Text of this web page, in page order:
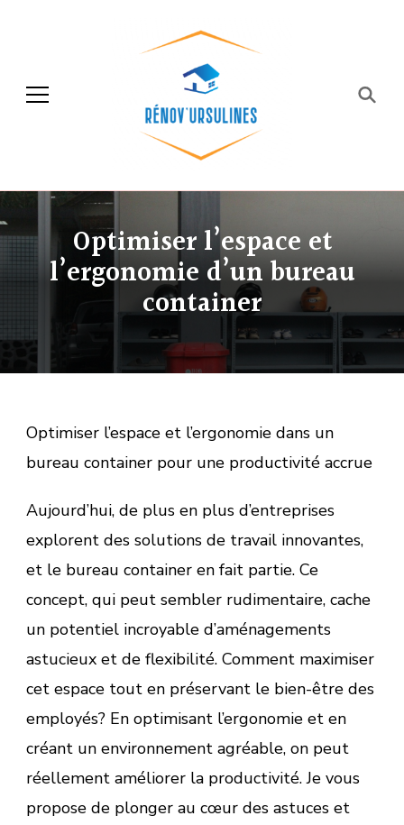
Rénov'ursulines
Optimiser l’espace et
l’ergonomie d’un bureau
container
Optimiser l’espace et l’ergonomie dans un
bureau container pour une productivité accrue
Aujourd’hui, de plus en plus d’entreprises
explorent des solutions de travail innovantes,
et le bureau container en fait partie. Ce
concept, qui peut sembler rudimentaire, cache
un potentiel incroyable d’aménagements
astucieux et de flexibilité. Comment maximiser
cet espace tout en préservant le bien-être des
employés? En optimisant l’ergonomie et en
créant un environnement agréable, on peut
réellement améliorer la productivité. Je vous
propose de plonger au cœur des astuces et